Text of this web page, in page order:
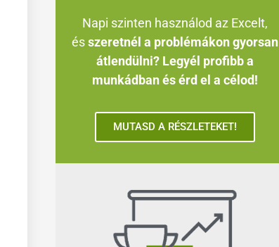
Napi szinten használod az Excelt,
ésszeretnél a problémákon gyorsan
átlendülni? Legyél profibb a
munkádban és érd el a célod!
MUTASD A RÉSZLETEKET!